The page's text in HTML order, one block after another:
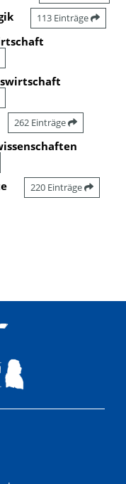
113 Einträge
262 Einträge
220 Einträge